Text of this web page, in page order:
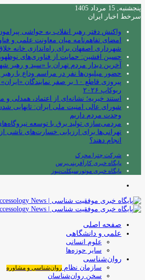
پنجشنبه, 15 مرداد 1405
سرخط اخبار ایران
واکنش دفتر رهبر انقلاب به حواشی
امضای تفاهم‌نامه میان معاونت علمی و
شهرداری اصفهان برای راه‌اندازی خانه
حسین افشین: حمایت از فناوری‌های
آخرین دیدار مردم تهران با «سید و رهبر
حضور میلیون‌ها نفر در مراسم وداع با
پیروزی قاطع ۱۰ بر صفر نمایندگان
ربوکاپ ۲۰۲۶
استند خیریه؛ نشانه‌ای از اعتماد، همدلی
شورای عالی امنیت ملی ایران: تانهایی
وحدت مردم داریم
مردمی‌سازی تولید برق با توسعه
تهرانی‌ها برای ارزیابی خسارت‌های ناشی
انجام دهند؟
شرکت چترا محرک
پایگاه خبری کارآفرینی‌پرس
پایگاه خبری موتورسیکلت‌نیوز
صفحه اصلی
علمی و دانشگاهی
علوم انسانی
سایر حوزه‌ها
روان‌شناسی
سازمان نظام روان‌شناسی و مشاوره
سخن روان‌شناسان